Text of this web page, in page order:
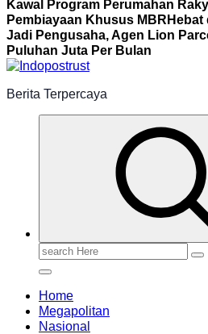
Kawal Program Perumahan
Pembiayaan Khusus MBR Hebat
Jadi Pengusaha, Agen Lion
Puluhan Juta Per Bulan
Berita Terpercaya
Search
Home
Megapolitan
Nasional